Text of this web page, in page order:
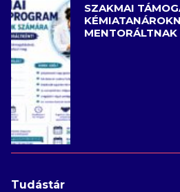
SZAKMAI
MENTORÁLTNAK
Tudástár